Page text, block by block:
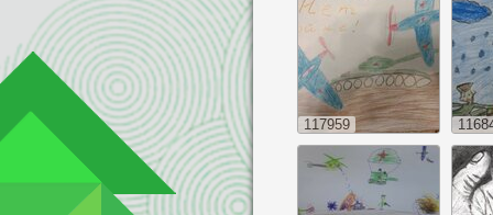
117959